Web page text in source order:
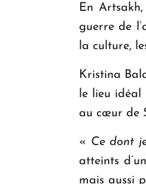
En
guerre de
la culture,
Kristina
le lieu idéal
au cœur de
« Ce dont
atteints
mais aussi